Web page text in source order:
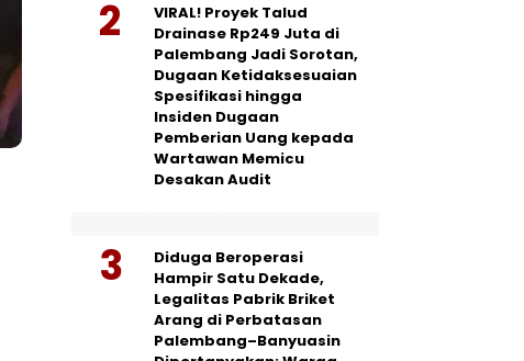
VIRAL! Proyek Talud
Drainase Rp249 Juta di
Palembang Jadi Sorotan,
Dugaan Ketidaksesuaian
Spesifikasi hingga
Insiden Dugaan
Pemberian Uang kepada
Wartawan Memicu
Desakan Audit
Diduga Beroperasi
Hampir Satu Dekade,
Legalitas Pabrik Briket
Arang di Perbatasan
Palembang–Banyuasin